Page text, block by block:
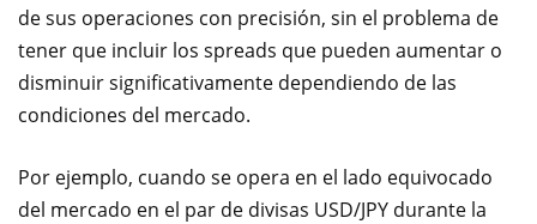
de sus operaciones con precisión, sin el problema de
tener que incluir los spreads que pueden aumentar o
disminuir significativamente dependiendo de las
condiciones del mercado.
Por ejemplo, cuando se opera en el lado equivocado
del mercado en el par de divisas USD/JPY durante la